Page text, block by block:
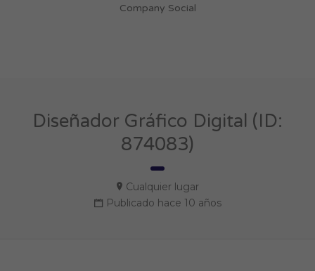
Company Social
Diseñador Gráfico Digital (ID:
874083)
Cualquier lugar
Publicado hace 10 años